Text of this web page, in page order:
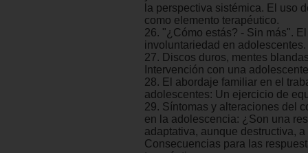
la perspectiva sistémica. El uso
como elemento terapéutico.
26. "¿Cómo estás? - Sin más".
involuntariedad en adolescentes.
27. Discos duros, mentes
Intervención con una
28. El abordaje familiar en el
adolescentes: Un ejercicio de
29. Síntomas y alteraciones del
en la adolescencia: ¿Son una
adaptativa, aunque destructiva,
Consecuencias para las